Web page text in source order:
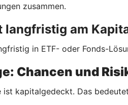
zusammen.
langfristig am
in ETF- oder Fonds-
Chancen und
ist kapitalgedeckt. Das